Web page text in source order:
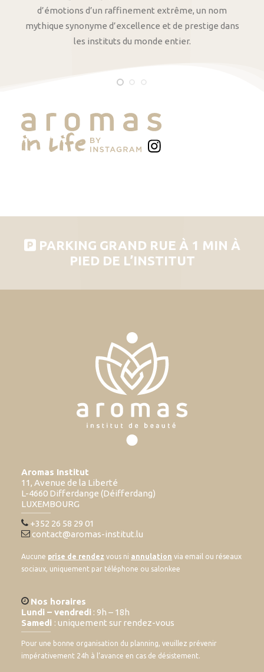
d’émotions d’un raffinement extrême, un nom
mythique synonyme d’excellence et de prestige dans
les instituts du monde entier.
PARKING GRAND RUE À 1 MIN À
PIED DE L’INSTITUT
Aromas Institut
11, Avenue de la Liberté
L-4660 Differdange (Déifferdang)
LUXEMBOURG
+352 26 58 29 01
contact@aromas-institut.lu
Aucune prise de rendez vous ni annulation via email ou réseaux
sociaux, uniquement par téléphone ou salonkee
Nos horaires
Lundi – vendredi : 9h – 18h
Samedi : uniquement sur rendez-vous
Pour une bonne organisation du planning, veuillez prévenir
impérativement 24h à l’avance en cas de désistement.